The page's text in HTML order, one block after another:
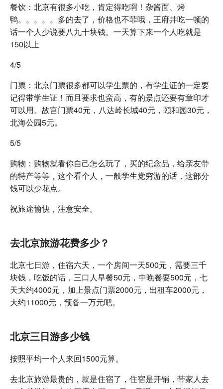
餐饮：北京有很多小吃，肯定得吃啊！杂酱面、烤
鸭。。。。。多的去了，价格也不菲哦，王府井吃一顿的
话一个人少说要八九十块钱。一天算下来一个人吃就是
150以上
4/5
门票：北京门票很多都可以学生票的，有学生证的一定要
记得带学生证！而且要求也蛮高，有的景点还要有章印才
可以用。故宫门票40元，八达岭长城40元，颐和园30元，
北海公园5元。
5/5
购物：购物就看你自己怎么玩了，买的纪念品，给亲友带
的特产等等，这个看个人，一般学生党穷游的话，这部分
钱可以少花点。
祝旅途愉快，注意安全。
去北京旅游花费多少？
北京七日游，住宿六天，一个房间一天500元，需要三千
块钱，吃饭的话，三口人早餐50元，中晚餐要500元，七
天大约4000元，加上景点门票2000元，出租车2000元，
大约11000元，预备一万元吧。
北京三日游多少钱
按照平均一个人来回1500元算。
去北京旅游最贵的，就是住宿了，住宿是开销，带家人去